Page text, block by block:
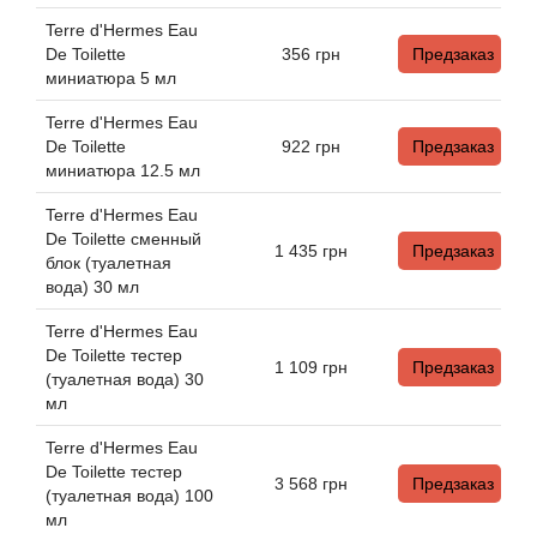
Terre d'Hermes Eau
De Toilette
миниатюра 5 мл
356 грн Предзаказ
Terre d'Hermes Eau
De Toilette
миниатюра 12.5 мл
922 грн Предзаказ
Terre d'Hermes Eau
De Toilette сменный
блок (туалетная
вода) 30 мл
1 435 грн Предзаказ
Terre d'Hermes Eau
De Toilette тестер
(туалетная вода) 30
мл
1 109 грн Предзаказ
Terre d'Hermes Eau
De Toilette тестер
(туалетная вода) 100
мл
3 568 грн Предзаказ
Angel Schlesser
Anima Mundi
Anna Sui
Annayake
Anne Fontaine
Annick Goutal
Antonia's Flowers
Antonio Puig